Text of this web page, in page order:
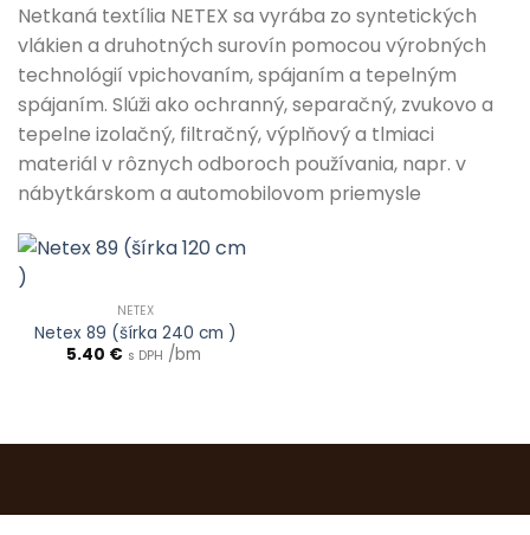
Netkaná textília NETEX sa vyrába zo syntetických
vlákien a druhotných surovín pomocou výrobných
technológií vpichovaním, spájaním a tepelným
spájaním. Slúži ako ochranný, separačný, zvukovo a
tepelne izolačný, filtračný, výplňový a tlmiaci
materiál v rôznych odboroch používania, napr. v
nábytkárskom a automobilovom priemysle
NETEX
Netex 89 (šírka 240 cm )
5.40 € s DPH /bm